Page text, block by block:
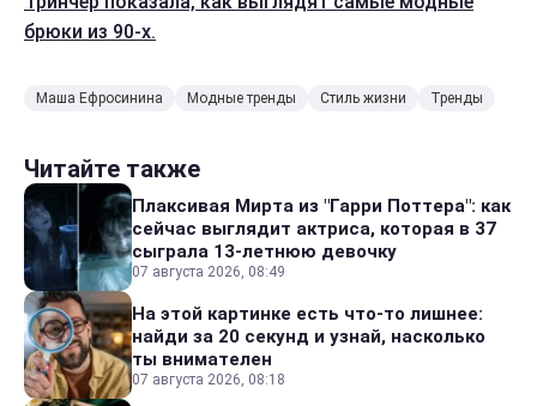
брюки из 90-х.
Маша Ефросинина Модные тренды Стиль жизни Тренды
Читайте также
Плаксивая Мирта из "Гарри Поттера": как
сейчас выглядит актриса, которая в 37
сыграла 13-летнюю девочку
07 августа 2026, 08:49
На этой картинке есть что-то лишнее:
найди за 20 секунд и узнай, насколько
ты внимателен
07 августа 2026, 08:18